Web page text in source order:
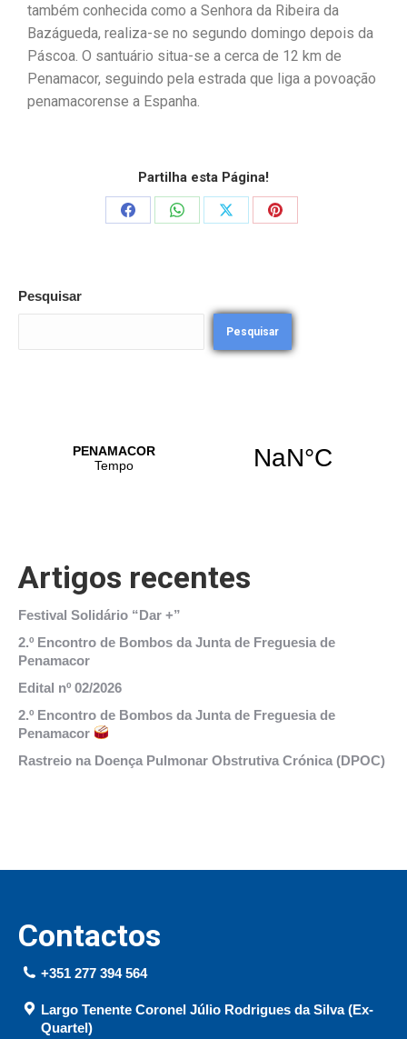
também conhecida como a Senhora da Ribeira da
Bazágueda, realiza-se no segundo domingo depois da
Páscoa. O santuário situa-se a cerca de 12 km de
Penamacor, seguindo pela estrada que liga a povoação
penamacorense a Espanha.
Partilha esta Página!
Pesquisar
Pesquisar
Artigos recentes
Festival Solidário “Dar +”
2.º Encontro de Bombos da Junta de Freguesia de
Penamacor
Edital nº 02/2026
2.º Encontro de Bombos da Junta de Freguesia de
Penamacor
Rastreio na Doença Pulmonar Obstrutiva Crónica (DPOC)
Contactos
+351 277 394 564
Largo Tenente Coronel Júlio Rodrigues da Silva (Ex-
Quartel)